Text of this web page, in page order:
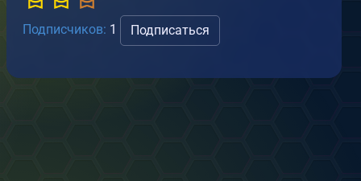
Подписчиков: 1 Подписаться